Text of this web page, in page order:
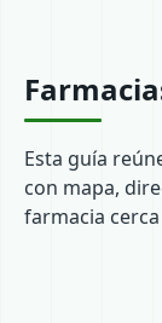
Esta guía
con mapa,
farmacia